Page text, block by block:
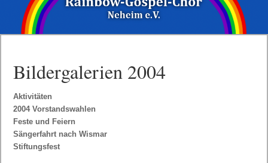
Bildergalerien 2004
Navigation
überspringen
Aktivitäten
2004 Vorstandswahlen
Feste und Feiern
Sängerfahrt nach Wismar
Stiftungsfest